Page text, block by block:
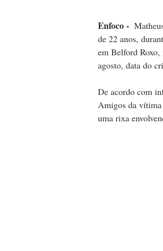
Enfoco -
de 22 anos,
em Belford Roxo,
agosto, data do
De acordo com
Amigos da vítima
uma rixa